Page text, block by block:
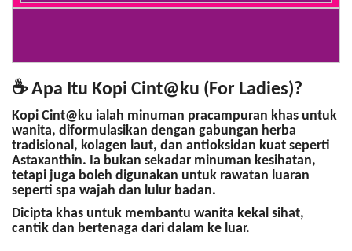
☕Apa Itu Kopi Cint@ku (For Ladies)?
Kopi Cint@ku ialah minuman pracampuran khas untuk
wanita, diformulasikan dengan gabungan herba
tradisional, kolagen laut, dan antioksidan kuat seperti
Astaxanthin. Ia bukan sekadar minuman kesihatan,
tetapi juga boleh digunakan untuk rawatan luaran
seperti spa wajah dan lulur badan.
Dicipta khas untuk membantu wanita kekal sihat,
cantik dan bertenaga dari dalam ke luar.